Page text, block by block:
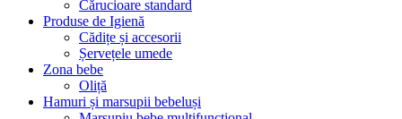
Cărucioare standard
Produse de Igienă
Cădițe și accesorii
Șervețele umede
Zona bebe
Oliță
Hamuri și marsupii bebeluși